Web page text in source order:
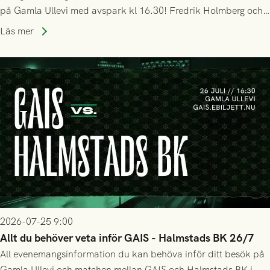
på Gamla Ullevi med avspark kl 16.30! Fredrik Holmberg och
ledarstaben har tagit ut följande trupp till matchen:
Läs mer
2026-07-25 9:00
Allt du behöver veta inför GAIS - Halmstads BK 26/7
All evenemangsinformation du kan behöva inför ditt besök på